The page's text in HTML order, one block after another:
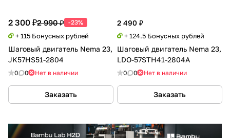
2 300 ₽2 990 ₽ -23%
+ 115 Бонусных рублей
Шаговый двигатель Nema 23,
JK57HS51-2804
0 0 Нет в наличии
Заказать
2 490 ₽
+ 124.5 Бонусных рублей
Шаговый двигатель Nema 23,
LDO-57STH41-2804A
0 0 Нет в наличии
Заказать